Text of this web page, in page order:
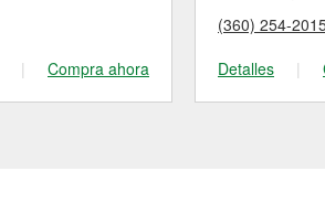
| Compra ahora
(360) 254-
Detalles
|